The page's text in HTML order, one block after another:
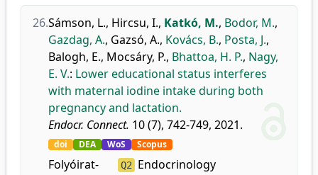
26.Sámson, L., Hircsu, I., Katkó, M., Bodor, M.,
Gazdag, A., Gazsó, A., Kovács, B., Posta, J.,
Balogh, E., Mocsáry, P., Bhattoa, H. P., Nagy,
E. V.: Lower educational status interferes
with maternal iodine intake during both
pregnancy and lactation.
Endocr. Connect. 10 (7), 742-749, 2021.
doi DEA WoS Scopus
Folyóirat-
Q2 Endocrinology